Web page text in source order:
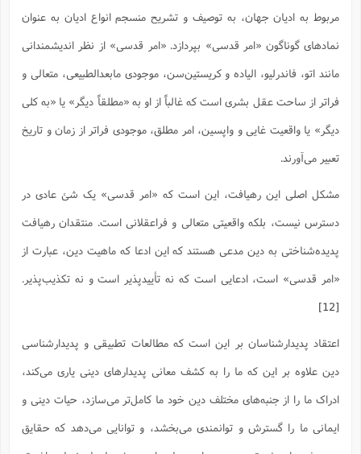
مربوط به ادیان جهان، به توصیف و تشریح منسجم انواع ادیان به عنوان
نمادهای گوناگون «امر قدسی» بپردازد. «امر قدسی» از نظر اندیشمندانی
مانند اتو، فاندرلیو، الیاده و کریستین‌سن، موجودی مابعدالطبیعی، متعالی و
فراتر از ساحت عقل بشری است که غالباً از او به «مطلقاً دیگر» یا «به کلی
دیگر» یا واقعیت غایی و واپسین، امر مطلق، موجودی فراتر از زمان و تاریخ
تعبیر می‌آورند.
مشکل اصلی این رهیافت، این است که «امر قدسی» یک شئ عادی در
دسترس نیست، بلکه واقعیتی متعالی و فراعقلانی است. منتقدان رهیافت
پدیده‌شناختی به دین مدعی هستند که این ادعا که ماهیت دین، عبارت از
«امر قدسی» است، ادعایی است که نه تأییدپذیر است و نه تکذیب‌پذیر.
اعتقاد پدیدارشناسان بر این است که مطالعات تطبیقی و پدیدارشناسی
دین علاوه بر این که ما را به کشف معانی پدیدارهای دینی یاری می‌کند،
ادراک ما را از جنبه‌های مختلف دین خود ما کامل‌تر می‌سازد، حیات دینی و
ایمانی ما را گسترش و توانمندی می‌بخشد، و توانایی می‌دهد که حقایق